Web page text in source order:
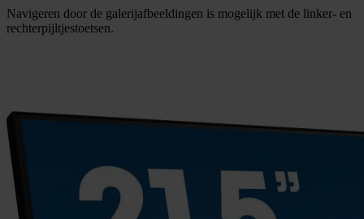
Navigeren door de galerijafbeeldingen is mogelijk met de linker- en
rechterpijltjestoetsen.